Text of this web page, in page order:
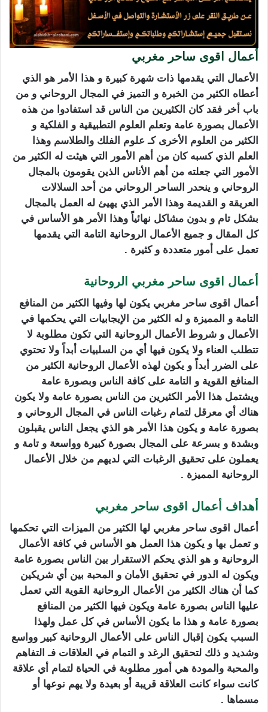
أعمال اقوى ساحر مغربي
الأعمال التي يقدمها ذات شهرة كبيرة و هذا الأمر هو الذي
أعطاه الكثير من الخبرة و التميز في المجال الروحاني و من
باب أخر فقد كان الكثيرين من الناس قد استفادوا من هذه
الأعمال بصورة عامة وتعلم العلوم التطبيقية و الفلكية و
الكثير من العلوم الأخرى كـ علوم الفلك والطلاسم وهذا
العلم الذي كسبه كان من أهم الأمور التي هيئت له الكثير من
الأمور التي جعلته من أهم الأناس الذين يقومون بالمجال
الروحاني و ينحدر الساحر الروحاني من أحد السلالات
العريقة و القديمة وهذا الأمر الذي يهيئ له العمل بالمجال
بشكل تام و بدون مشاكل نهائياً وهذا الأمر هو الأساس في
كل المقال و جميع الأعمال الروحانية التامة التي يقدمها
تعمل على أمور متعددة و كثيرة .
أعمال اقوى ساحر مغربي الروحانية
أعمال اقوى ساحر مغربي يكون لها وفيها الكثير من المنافع
التامة و المميزة و له الكثير من الإيجابيات التي يحكمها في
الأعمال و شروط الأعمال الروحانية التي تكون مطلوبة لا
تتطلب العناء ولا يكون فيها أي من السلبيات أبداً ولا تحتوي
على الضرر أبداً و يكون لهذه الأعمال الروحانية الكثير من
المنافع القوية و التامة على كافة الناس وبصورة عامة
ويشتمل هذا الأمر الكثيرين من الناس بصورة عامة ولا يكون
هناك أي معرقل لتمام رغبات الناس في المجال الروحاني و
بصورة عامة و يكون هذا الأمر هو الذي يجعل الناس يقبلون
وبشدة و بسرعة على المجال بصورة كبيرة وواسعة و تامة و
يعملون على تحقيق الرغبات التي لديهم من خلال الأعمال
الروحانية المميزة .
أهداف أعمال اقوى ساحر مغربي
أعمال اقوى ساحر مغربي لها الكثير من الميزات التي تحكمها
و تعمل بها و يكون هذا العمل هو الأساس في كافة الأعمال
الروحانية و هو الذي يحكم الاستقرار بين الناس بصورة عامة
ويكون له الدور في تحقيق الأمان و المحبة بين أي شريكين
كما أن هناك الكثير من الأعمال الروحانية القوية التي تعمل
عليها الناس بصورة عامة ويكون فيها الكثير من المنافع
بصورة عامة و هذا ما يكون الأساس في كل عمل ولهذا
السبب يكون إقبال الناس على الأعمال الروحانية كبير وواسع
وشديد و ذلك لتحقيق الرغد و التمام في العلاقات فـ التفاهم
والمحبة والمودة هي أمور مطلوبة في الحياة لتمام أي علاقة
كانت سواء كانت العلاقة قريبة أو بعيدة ولا يهم نوعها أو
مسماها .